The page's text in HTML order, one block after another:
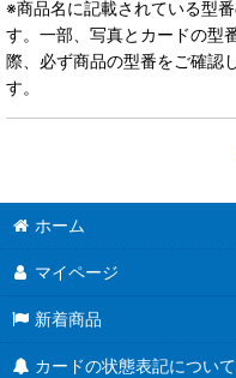
※商品名に記載されている型
す。一部、写真とカードの型
際、必ず商品の型番をご確認
す。
ホーム
マイページ
新着商品
カードの状態表記について